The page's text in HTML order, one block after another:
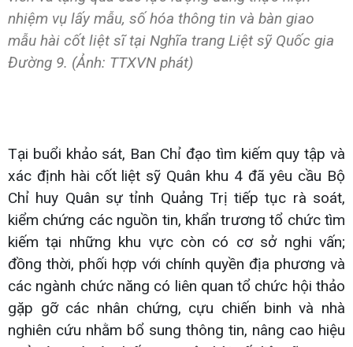
nhiệm vụ lấy mẫu, số hóa thông tin và bàn giao
mẫu hài cốt liệt sĩ tại Nghĩa trang Liệt sỹ Quốc gia
Đường 9. (Ảnh: TTXVN phát)
Tại buổi khảo sát, Ban Chỉ đạo tìm kiếm quy tập và
xác định hài cốt liệt sỹ Quân khu 4 đã yêu cầu Bộ
Chỉ huy Quân sự tỉnh Quảng Trị tiếp tục rà soát,
kiểm chứng các nguồn tin, khẩn trương tổ chức tìm
kiếm tại những khu vực còn có cơ sở nghi vấn;
đồng thời, phối hợp với chính quyền địa phương và
các ngành chức năng có liên quan tổ chức hội thảo
gặp gỡ các nhân chứng, cựu chiến binh và nhà
nghiên cứu nhằm bổ sung thông tin, nâng cao hiệu